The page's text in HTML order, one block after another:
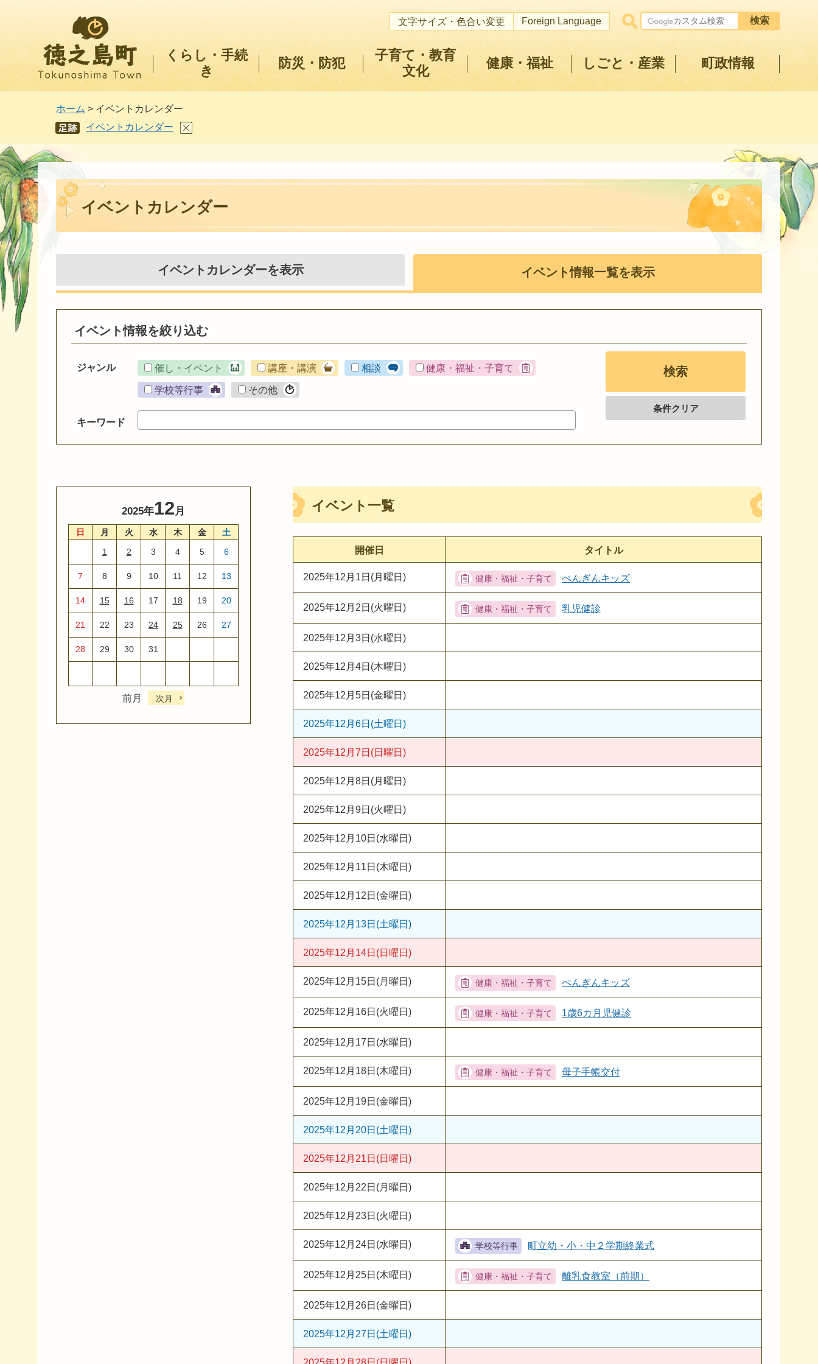
文字サイズ・色合い変更 Foreign Language
くらし・手続
き
防災・防犯
子育て・教育
文化
健康・福祉 しごと・産業 町政情報
ホーム > イベントカレンダー
あし
あと
イベントカレンダー
イベントカレンダー
イベントカレンダーを表示 イベント情報一覧を表示
イベント情報を絞り込む
ジャンル 催し・イベント 講座・講演 相談 健康・福祉・子育て
学校等行事 その他
キーワード
条件クリア
2025年12月
日 月 火 水 木 金
土
1
2 3 4 5 6
7 8 9 10 11 12 13
14 15 16 17 18 19 20
21 22 23 24 25 26 27
28 29 30 31
前月 次月
イベント一覧
開催日 タイトル
2025年12月1日(月曜日) ぺんぎんキッズ
2025年12月2日(火曜日) 乳児健診
2025年12月3日(水曜日)
2025年12月4日(木曜日)
2025年12月5日(金曜日)
2025年12月6日(土曜日)
2025年12月7日(日曜日)
2025年12月8日(月曜日)
2025年12月9日(火曜日)
2025年12月10日(水曜日)
2025年12月11日(木曜日)
2025年12月12日(金曜日)
2025年12月13日(土曜日)
2025年12月14日(日曜日)
2025年12月15日(月曜日) ぺんぎんキッズ
2025年12月16日(火曜日) 1歳6カ月児健診
2025年12月17日(水曜日)
2025年12月18日(木曜日) 母子手帳交付
2025年12月19日(金曜日)
2025年12月20日(土曜日)
2025年12月21日(日曜日)
2025年12月22日(月曜日)
2025年12月23日(火曜日)
2025年12月24日(水曜日) 町立幼・小・中２学期終業式
2025年12月25日(木曜日) 離乳食教室（前期）
2025年12月26日(金曜日)
2025年12月27日(土曜日)